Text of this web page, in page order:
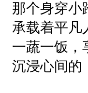
那个身穿小
承载着平凡
一蔬一饭，
沉浸心间的